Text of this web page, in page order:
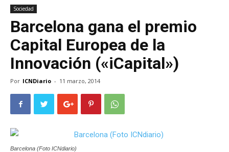
Sociedad
Barcelona gana el premio
Capital Europea de la
Innovación («iCapital»)
Por ICNDiario - 11 marzo, 2014
Barcelona (Foto ICNdiario)